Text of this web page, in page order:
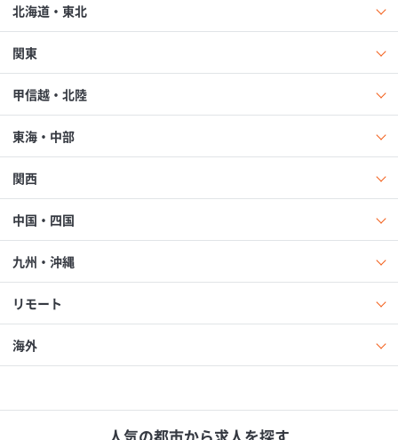
北海道・東北
関東
甲信越・北陸
東海・中部
関西
中国・四国
九州・沖縄
リモート
海外